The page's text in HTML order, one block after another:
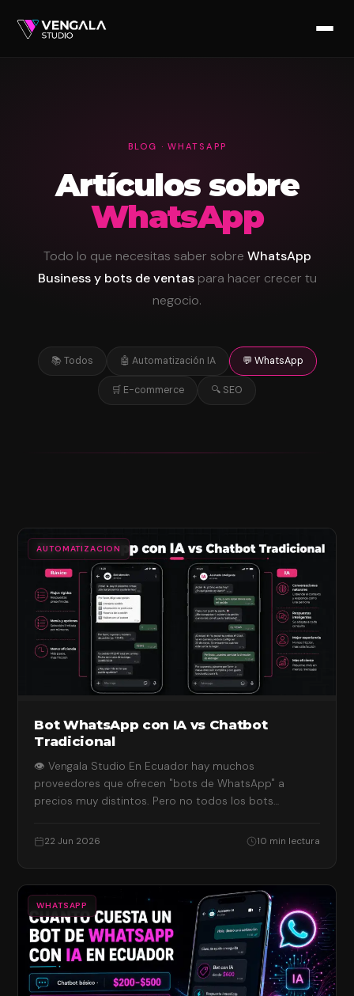
Saltar
BLOG · WHATSAPP
Artículos sobre
WhatsApp
Todo lo que necesitas saber sobre WhatsApp
Business y bots de ventaspara hacer crecer tu
negocio.
📚 Todos 🤖 Automatización IA 💬 WhatsApp
🛒 E-commerce 🔍 SEO
AUTOMATIZACION
Bot WhatsApp con IA vs Chatbot
Tradicional
👁 Vengala Studio En Ecuador hay muchos
proveedores que ofrecen "bots de WhatsApp" a
precios muy distintos. Pero no todos los bots…
22 Jun 2026 10 min lectura
WHATSAPP